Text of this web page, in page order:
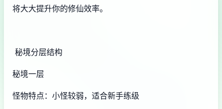
将大大提升你的修仙效率。
秘境分层结构
秘境一层
怪物特点：小怪较弱，适合新手练级